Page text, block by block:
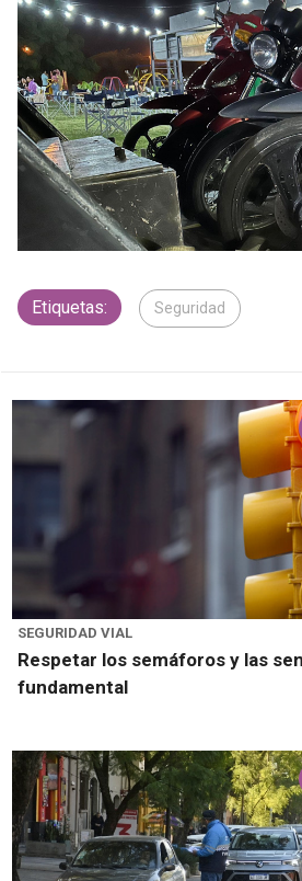
Etiquetas: Seguridad
SEGURIDAD VIAL
Respetar los semáforos y las
fundamental